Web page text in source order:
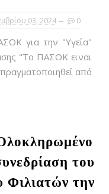
03, 2024 0
για την "Υγεία"
"Το ΠΑΣΟΚ ειναι
από
του
Φιλιατών την